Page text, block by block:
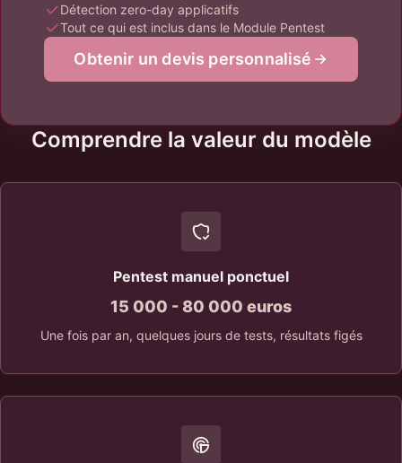
Détection zero-day applicatifs
Tout ce qui est inclus dans le Module Pentest
Obtenir un devis personnalisé
Comprendre la valeur du modèle
Pentest manuel ponctuel
15 000 - 80 000 euros
Une fois par an, quelques jours de tests, résultats figés